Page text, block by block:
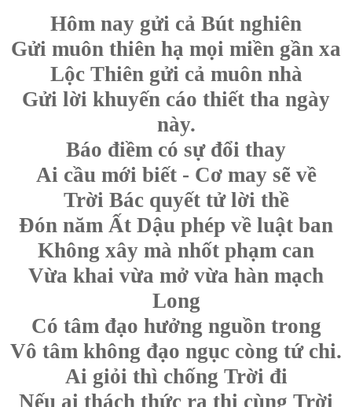
Hôm nay gửi cả Bút nghiên
Gửi muôn thiên hạ mọi miền gần xa
Lộc Thiên gửi cả muôn nhà
Gửi lời khuyến cáo thiết tha ngày
này.
Báo điềm có sự đổi thay
Ai cầu mới biết - Cơ may sẽ về
Trời Bác quyết tử lời thề
Đón năm Ất Dậu phép về luật ban
Không xây mà nhốt phạm can
Vừa khai vừa mở vừa hàn mạch
Long
Có tâm đạo hưởng nguồn trong
Vô tâm không đạo ngục còng tứ chi.
Ai giỏi thì chống Trời đi
Nếu ai thách thức ra thi cùng Trời